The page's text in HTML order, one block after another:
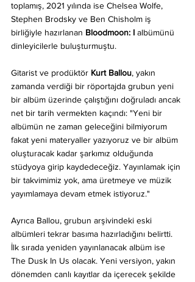
toplamış, 2021 yılında ise Chelsea Wolfe,
Stephen Brodsky ve Ben Chisholm iş
birliğiyle hazırlanan Bloodmoon: I albümünü
dinleyicilerle buluşturmuştu.
Gitarist ve prodüktör Kurt Ballou, yakın
zamanda verdiği bir röportajda grubun yeni
bir albüm üzerinde çalıştığını doğruladı ancak
net bir tarih vermekten kaçındı: "Yeni bir
albümün ne zaman geleceğini bilmiyorum
fakat yeni materyaller yazıyoruz ve bir albüm
oluşturacak kadar şarkımız olduğunda
stüdyoya girip kaydedeceğiz. Yayınlamak için
bir takvimimiz yok, ama üretmeye ve müzik
yayımlamaya devam etmek istiyoruz."
Ayrıca Ballou, grubun arşivindeki eski
albümleri tekrar basıma hazırladığını belirtti.
İlk sırada yeniden yayınlanacak albüm ise
The Dusk In Us olacak. Yeni versiyon, yakın
dönemden canlı kayıtlar da içerecek şekilde